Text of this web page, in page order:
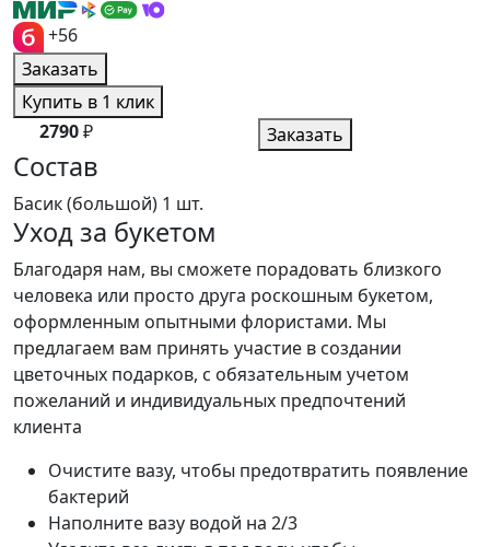
+56
Заказать
Купить в 1 клик
2790₽ Заказать
Состав
Басик (большой) 1 шт.
Уход за букетом
Благодаря нам, вы сможете порадовать близкого
человека или просто друга роскошным букетом,
оформленным опытными флористами. Мы
предлагаем вам принять участие в создании
цветочных подарков, с обязательным учетом
пожеланий и индивидуальных предпочтений
клиента
Очистите вазу, чтобы предотвратить появление
бактерий
Наполните вазу водой на 2/3